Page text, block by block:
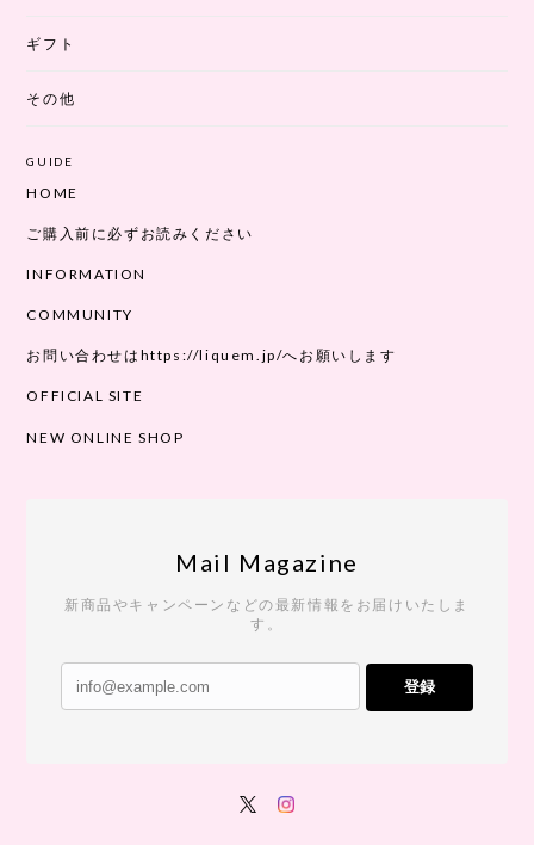
ギフト
その他
GUIDE
HOME
ご購入前に必ずお読みください
INFORMATION
COMMUNITY
お問い合わせはhttps://liquem.jp/へお願いします
OFFICIAL SITE
NEW ONLINE SHOP
Mail Magazine
新商品やキャンペーンなどの最新情報をお届けいたしま
す。
登録